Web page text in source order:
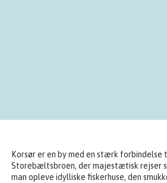
Korsør er en by med en stærk forbindelse
Storebæltsbroen, der majestætisk rejser
man opleve idylliske fiskerhuse, den